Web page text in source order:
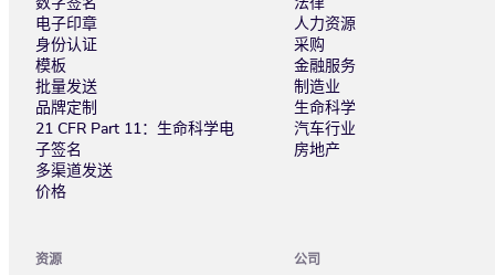
电子印章
身份认证
模板
批量发送
品牌定制
21 CFR Part 11：生命科学电
子签名
多渠道发送
价格
人力资源
采购
金融服务
制造业
生命科学
汽车行业
房地产
资源 公司